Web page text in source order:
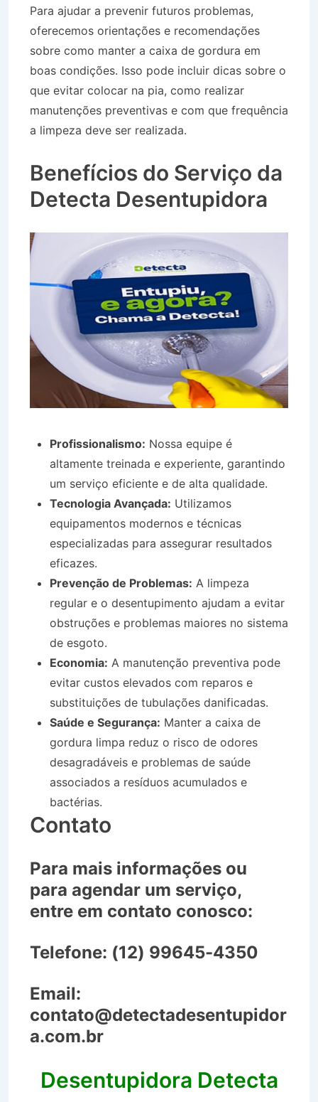
Para ajudar a prevenir futuros problemas,
oferecemos orientações e recomendações
sobre como manter a caixa de gordura em
boas condições. Isso pode incluir dicas sobre o
que evitar colocar na pia, como realizar
manutenções preventivas e com que frequência
a limpeza deve ser realizada.
Benefícios do Serviço da
Detecta Desentupidora
Profissionalismo: Nossa equipe é
altamente treinada e experiente, garantindo
um serviço eficiente e de alta qualidade.
Tecnologia Avançada: Utilizamos
equipamentos modernos e técnicas
especializadas para assegurar resultados
eficazes.
Prevenção de Problemas: A limpeza
regular e o desentupimento ajudam a evitar
obstruções e problemas maiores no sistema
de esgoto.
Economia: A manutenção preventiva pode
evitar custos elevados com reparos e
substituições de tubulações danificadas.
Saúde e Segurança: Manter a caixa de
gordura limpa reduz o risco de odores
desagradáveis e problemas de saúde
associados a resíduos acumulados e
bactérias.
Contato
Para mais informações ou
para agendar um serviço,
entre em contato conosco:
Telefone: (12) 99645-4350
Email:
contato@detectadesentupidor
a.com.br
Desentupidora Detecta